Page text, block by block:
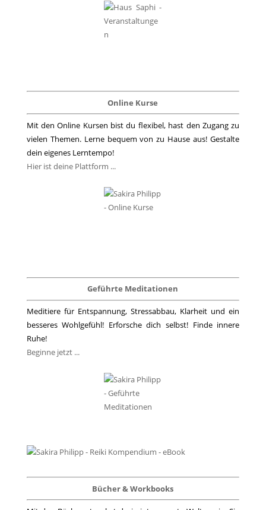
Online Kurse
Mit den Online Kursen bist du flexibel, hast den Zugang zu
vielen Themen. Lerne bequem von zu Hause aus! Gestalte
dein eigenes Lerntempo!
Hier ist deine Plattform ...
Geführte Meditationen
Meditiere für Entspannung, Stressabbau, Klarheit und ein
besseres Wohlgefühl! Erforsche dich selbst! Finde innere
Ruhe!
Beginne jetzt ...
Bücher & Workbooks